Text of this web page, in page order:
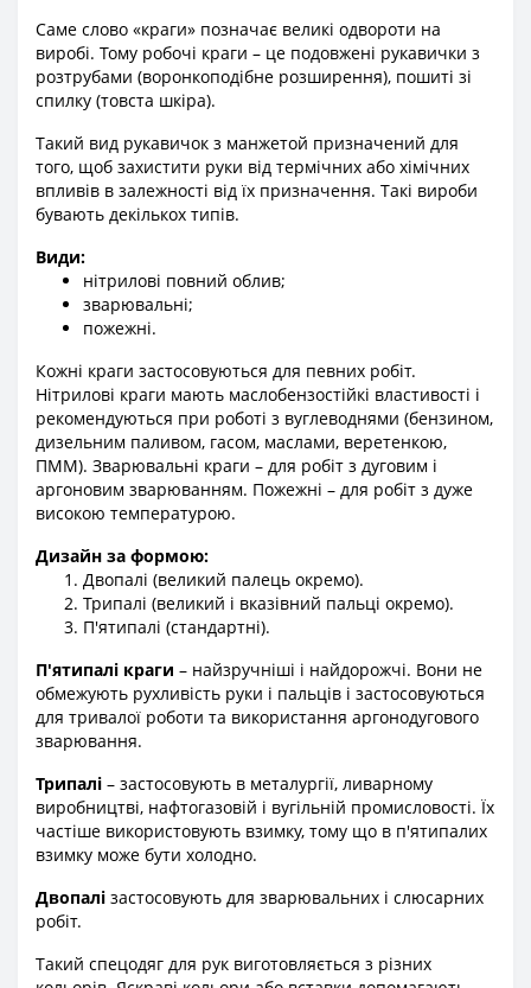
Саме слово «краги» позначає великі одвороти на
виробі. Тому робочі краги – це подовжені рукавички з
розтрубами (воронкоподібне розширення), пошиті зі
спилку (товста шкіра).
Такий вид рукавичок з манжетой призначений для
того, щоб захистити руки від термічних або хімічних
впливів в залежності від їх призначення. Такі вироби
бувають декількох типів.
Види:
нітрилові повний облив;
зварювальні;
пожежні.
Кожні краги застосовуються для певних робіт.
Нітрилові краги мають маслобензостійкі властивості і
рекомендуються при роботі з вуглеводнями (бензином,
дизельним паливом, гасом, маслами, веретенкою,
ПММ). Зварювальні краги – для робіт з дуговим і
аргоновим зварюванням. Пожежні – для робіт з дуже
високою температурою.
Дизайн за формою:
Двопалі (великий палець окремо).
Трипалі (великий і вказівний пальці окремо).
П'ятипалі (стандартні).
П'ятипалі краги – найзручніші і найдорожчі. Вони не
обмежують рухливість руки і пальців і застосовуються
для тривалої роботи та використання аргонодугового
зварювання.
Трипалі – застосовують в металургії, ливарному
виробництві, нафтогазовій і вугільній промисловості. Їх
частіше використовують взимку, тому що в п'ятипалих
взимку може бути холодно.
Двопалі застосовують для зварювальних і слюсарних
робіт.
Такий спецодяг для рук виготовляється з різних